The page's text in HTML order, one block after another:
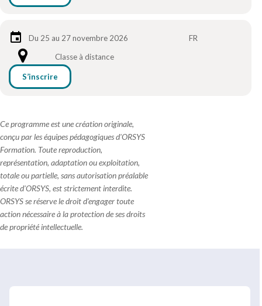
Du 25 au 27 novembre 2026
FR
Classe à distance
S’inscrire
Ce programme est une création originale,
conçu par les équipes pédagogiques d'ORSYS
Formation. Toute reproduction,
représentation, adaptation ou exploitation,
totale ou partielle, sans autorisation préalable
écrite d'ORSYS, est strictement interdite.
ORSYS se réserve le droit d'engager toute
action nécessaire à la protection de ses droits
de propriété intellectuelle.